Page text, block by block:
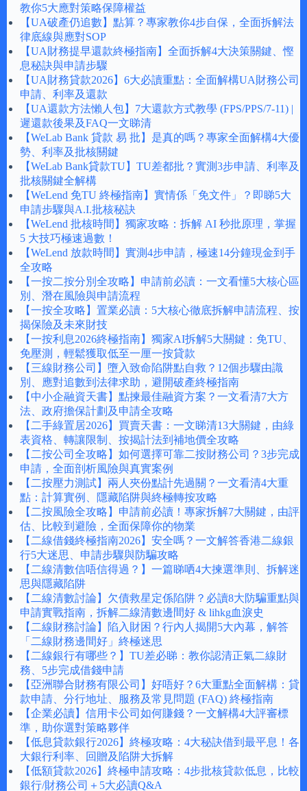
教你5大應對策略保障權益
【UA破產仍追數】點算？專家教你4步自保，全面拆解法
律底線與應對SOP
【UA財務提早還款終極指南】全面拆解4大決策關鍵、慳
息秘訣與申請步驟
【UA財務貸款2026】6大必讀重點：全面解構UA財務公司
申請、利率及還款
【UA還款方法懶人包】7大還款方式教學 (FPS/PPS/7-11) |
遲還款後果及FAQ一文睇清
【WeLab Bank 貸款 易 批】是真的嗎？專家全面解構4大優
勢、利率及批核關鍵
【WeLab Bank貸款TU】TU差都批？實測3步申請、利率及
批核關鍵全解構
【WeLend 免TU 終極指南】實情係「免文件」？即睇5大
申請步驟與A.I.批核秘訣
【WeLend 批核時間】獨家攻略：拆解 AI 秒批原理，掌握
5 大技巧極速過數！
【WeLend 放款時間】實測4步申請，極速14分鐘現金到手
全攻略
【一按二按分別全攻略】申請前必讀：一文看懂5大核心區
別、潛在風險與申請流程
【一按全攻略】置業必讀：5大核心徹底拆解申請流程、按
揭保險及未來財技
【一按利息2026終極指南】獨家AI拆解5大關鍵：免TU、
免壓測，輕鬆獲取低至一厘一按貸款
【三線財務公司】墮入致命陷阱點自救？12個步驟由識
別、應對追數到法律求助，避開破產終極指南
【中小企融資天書】點揀最佳融資方案？一文看清7大方
法、政府擔保計劃及申請全攻略
【二手綠置居2026】買賣天書：一文睇清13大關鍵，由綠
表資格、轉讓限制、按揭計法到補地價全攻略
【二按公司全攻略】如何選擇可靠二按財務公司？3步完成
申請，全面剖析風險與真實案例
【二按壓力測試】兩人夾份點計先過關？一文看清4大重
點：計算實例、隱藏陷阱與終極轉按攻略
【二按風險全攻略】申請前必讀！專家拆解7大關鍵，由評
估、比較到避險，全面保障你的物業
【二線借錢終極指南2026】安全嗎？一文解答香港二線銀
行5大迷思、申請步驟與防騙攻略
【二線清數信唔信得過？】一篇睇哂4大揀選準則、拆解迷
思與隱藏陷阱
【二線清數討論】欠債救星定係陷阱？必讀8大防騙重點與
申請實戰指南，拆解二線清數邊間好 & lihkg血淚史
【二線財務討論】陷入財困？行內人揭開5大內幕，解答
「二線財務邊間好」終極迷思
【二線銀行有哪些？】TU差必睇：教你認清正氣二線財
務、5步完成借錢申請
【亞洲聯合財務有限公司】好唔好？6大重點全面解構：貸
款申請、分行地址、服務及常見問題 (FAQ) 終極指南
【企業必讀】信用卡公司如何賺錢？一文解構4大評審標
準，助你選對策略夥伴
【低息貸款銀行2026】終極攻略：4大秘訣借到最平息！各
大銀行利率、回贈及陷阱大拆解
【低額貸款2026】終極申請攻略：4步批核貸款低息，比較
銀行/財務公司＋5大必讀Q&A